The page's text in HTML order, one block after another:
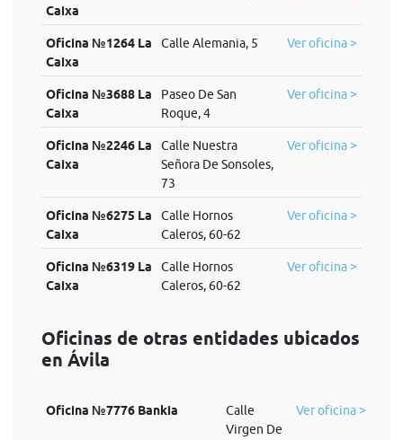
Caixa
Oficina №1264 La
Caixa
Calle Alemania, 5 Ver oficina >
Oficina №3688 La
Caixa
Paseo De San
Roque, 4
Ver oficina >
Oficina №2246 La
Caixa
Calle Nuestra
Señora De Sonsoles,
73
Ver oficina >
Oficina №6275 La
Caixa
Calle Hornos
Caleros, 60-62
Ver oficina >
Oficina №6319 La
Caixa
Calle Hornos
Caleros, 60-62
Ver oficina >
Oficinas de otras entidades ubicados
en Ávila
Oficina №7776 Bankia
Calle
Virgen De
Ver oficina >